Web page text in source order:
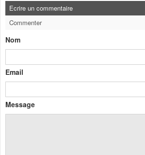
Ecrire un commentaire
Commenter
Nom
Email
Message